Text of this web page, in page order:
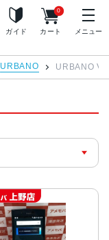
ガイド カート
0
メニュー
URBANO URBANO